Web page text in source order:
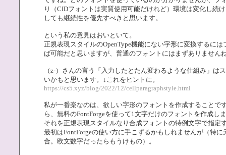
り（CIDフォントは実質使用可能だけれど）環境は変化し続
しても継続性を優先すべきと思います。
という私の意見はおいといて。
正規表現スタイルのOpenType機能にない字形に変換するに
ば可能だと思いますが、普通のフォントにはまずありません
（z-）さんの言う「入力したとたん変わるような仕組み」は
いかもと思います。↓これをヒントに。
https://cs5.xyz/blog/2022/12/cellparagraphstyle.html
私が一番楽なのは、欲しい字形のフォントを作成することで
ら、無料のFontForgeを使って1文字だけのフォントを作成し
それを正規表現スタイルなり合成フォントの特例文字で指定
最初はFontForgeの使い方に手こずるかもしれませんが（特
合。欧文数字だったらもうけもの）。